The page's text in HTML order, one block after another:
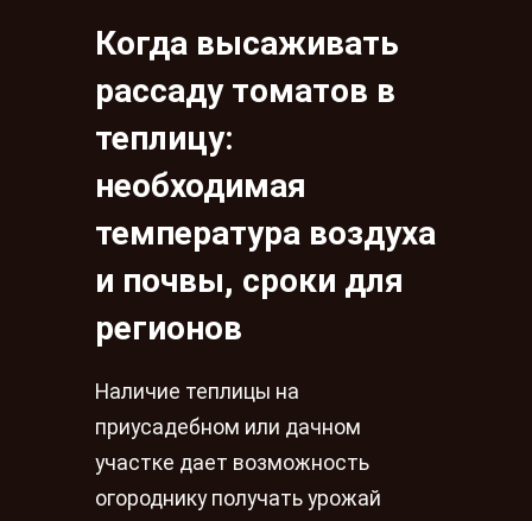
Когда высаживать
рассаду томатов в
теплицу:
необходимая
температура воздуха
и почвы, сроки для
регионов
Наличие теплицы на
приусадебном или дачном
участке дает возможность
огороднику получать урожай